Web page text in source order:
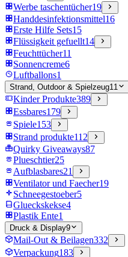
Werbe taschentücher19
Handdesinfektionsmittel16
Erste Hilfe Sets15
Flüssigkeit gefuellt14
Feuchttücher11
Sonnencreme6
Luftballons1
Strand, Outdoor & Spielzeug11
Kinder Produkte389
Essbares179
Spiele153
Strand produkte112
Quirky Giveaways87
Plueschtier25
Aufblasbares21
Ventilator und Faecher19
Schneegestoeber5
Glueckskekse4
Plastik Ente1
Druck & Display9
Mail-Out & Beilagen332
Verpackung183